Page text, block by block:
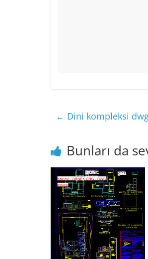
← Dini kompleksi
Bunları da